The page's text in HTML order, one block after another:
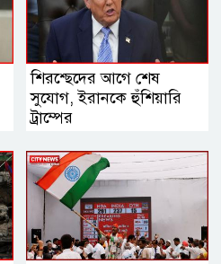
শিরশ্ছেদের আগে শেষ
সুযোগ, ইরানকে হুঁশিয়ারি
ট্রাম্পের